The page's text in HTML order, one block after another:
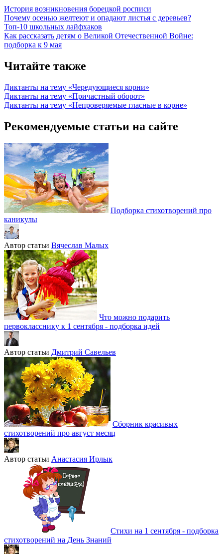
История возникновения борецкой росписи
Почему осенью желтеют и опадают листья с деревьев?
Топ-10 школьных лайфхаков
Как рассказать детям о Великой Отечественной Войне:
подборка к 9 мая
Читайте также
Диктанты на тему «Чередующиеся корни»
Диктанты на тему «Причастный оборот»
Диктанты на тему «Непроверяемые гласные в корне»
Рекомендуемые статьи на сайте
Подборка стихотворений про
каникулы
Автор статьи Вячеслав Малых
Что можно подарить
первокласснику к 1 сентября - подборка идей
Автор статьи Дмитрий Савельев
Сборник красивых
стихотворений про август месяц
Автор статьи Анастасия Ирлык
Стихи на 1 сентября - подборка
стихотворений на День Знаний